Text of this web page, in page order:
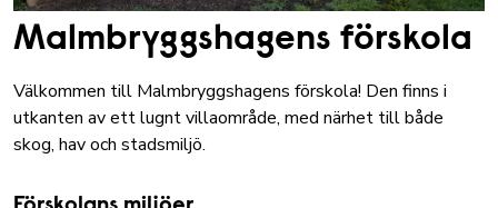
Malmbryggshagens förskola
Välkommen till Malmbryggshagens förskola! Den finns i
utkanten av ett lugnt villaområde, med närhet till både
skog, hav och stadsmiljö.